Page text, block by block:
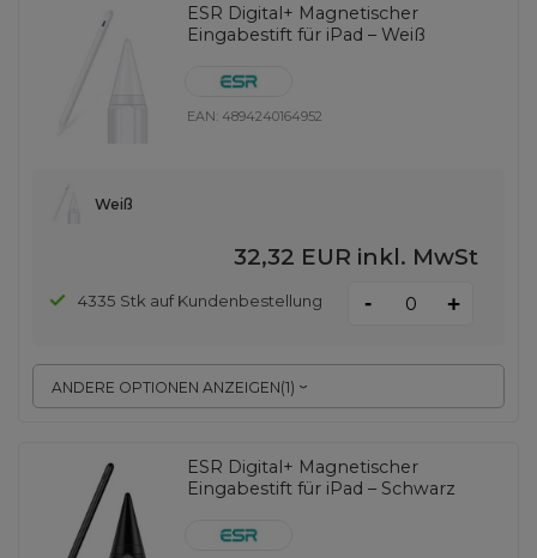
ESR Digital+ Magnetischer
Eingabestift für iPad – Weiß
EAN: 4894240164952
ANDERE OPTIONEN ANZEIGEN(1)
Weiß
32,32 EUR inkl. MwSt
4335 Stk auf Kundenbestellung - +
ESR Digital+ Magnetischer
Eingabestift für iPad – Schwarz